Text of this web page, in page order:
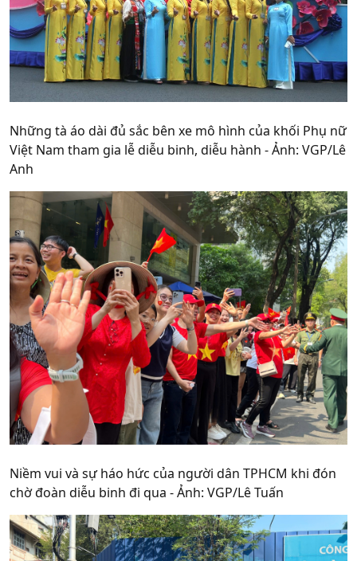
Những tà áo dài đủ sắc bên xe mô hình của khối Phụ nữ
Việt Nam tham gia lễ diễu binh, diễu hành - Ảnh: VGP/Lê
Anh
Niềm vui và sự háo hức của người dân TPHCM khi đón
chờ đoàn diễu binh đi qua - Ảnh: VGP/Lê Tuấn